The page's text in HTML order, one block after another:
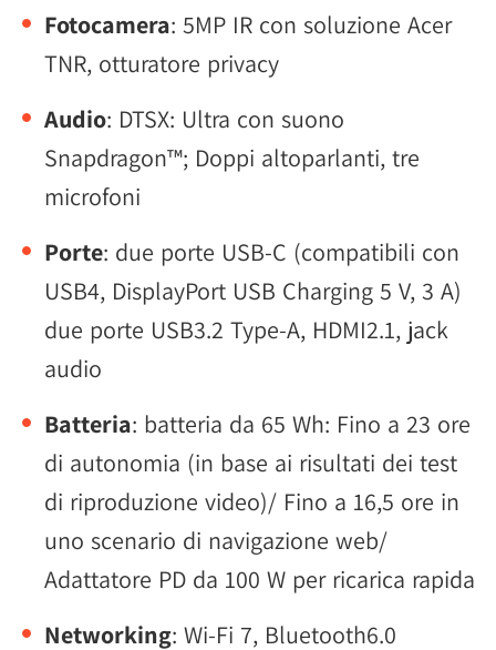
Fotocamera: 5MP IR con soluzione Acer
TNR, otturatore privacy
Audio: DTSX: Ultra con suono
Snapdragon™; Doppi altoparlanti, tre
microfoni
Porte: due porte USB-C (compatibili con
USB4, DisplayPort USB Charging 5 V, 3 A)
due porte USB3.2 Type-A, HDMI2.1, jack
audio
Batteria: batteria da 65 Wh: Fino a 23 ore
di autonomia (in base ai risultati dei test
di riproduzione video)/ Fino a 16,5 ore in
uno scenario di navigazione web/
Adattatore PD da 100 W per ricarica rapida
Networking: Wi-Fi 7, Bluetooth6.0